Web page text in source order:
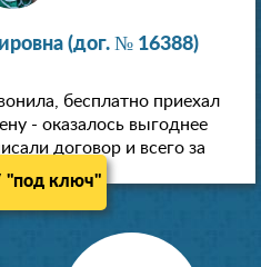
(дог. № 16388)
бесплатно приехал
- оказалось выгоднее
договор и всего за
"под ключ"